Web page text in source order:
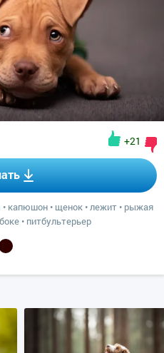
+21
• капюшон • щенок •лежит • рыжая
боке • питбультерьер